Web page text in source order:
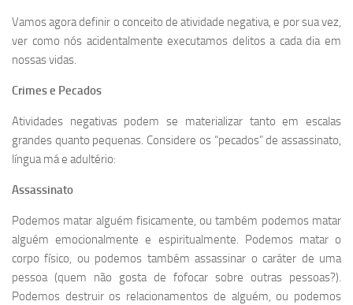
Vamos agora definir o conceito de atividade negativa, e por sua vez,
ver como nós acidentalmente executamos delitos a cada dia em
nossas vidas.
Crimes e Pecados
Atividades negativas podem se materializar tanto em escalas
grandes quanto pequenas. Considere os “pecados” de assassinato,
língua má e adultério:
Assassinato
Podemos matar alguém fisicamente, ou também podemos matar
alguém emocionalmente e espiritualmente. Podemos matar o
corpo físico, ou podemos também assassinar o caráter de uma
pessoa (quem não gosta de fofocar sobre outras pessoas?).
Podemos destruir os relacionamentos de alguém, ou podemos